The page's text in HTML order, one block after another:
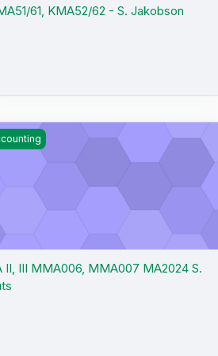
61, KMA52/62 - S. Jakobson
III MMA006, MMA007 MA2024 S. Luts
II, III MMA006, MMA007 MA2024 S.